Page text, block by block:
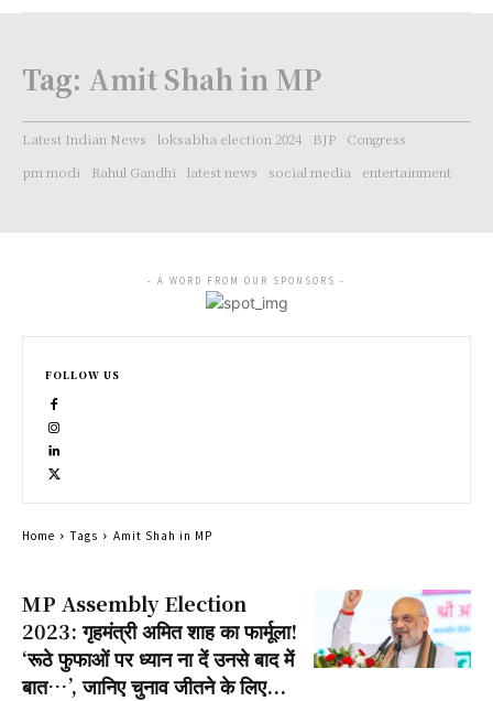
Tag: Amit Shah in MP
Latest Indian News loksabha election 2024 BJP
Congress
pm modi
Rahul Gandhi latest news social media entertainment
MP Assembly Election
2023: गृहमंत्री अमित शाह का फार्मूला!
‘रूठे फुफाओं पर ध्यान ना दें उनसे बाद में
बात…’, जानिए चुनाव जीतने के लिए...
- A WORD FROM OUR SPONSORS -
FOLLOW US
Home Tags Amit Shah in MP